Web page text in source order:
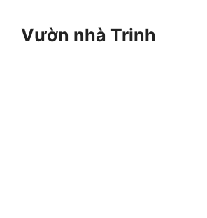
Vườn nhà Trinh